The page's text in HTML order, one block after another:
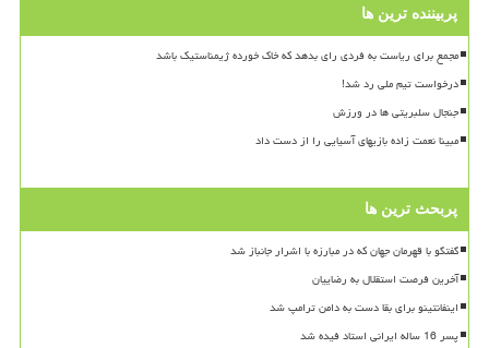
پربیننده ترین ها
مجمع برای ریاست به فردی رای بدهد که خاک خورده ژیمناستیک باشد
درخواست تیم ملی رد شد!
جنجال سلبریتی ها در ورزش
مبینا نعمت زاده بازیهای آسیایی را از دست داد
پربحث ترین ها
گفتگو با قهرمان جهان که در مبارزه با اشرار جانباز شد
آخرین فرصت استقلال به رضاییان
اینفانتینو برای بقا دست به دامن ترامپ شد
پسر 16 ساله ایرانی استاد فیده شد